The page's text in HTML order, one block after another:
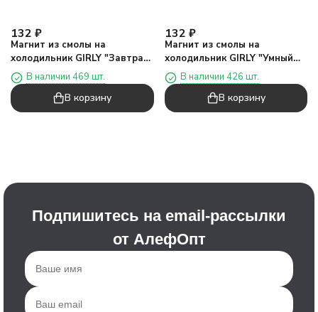
132 ₽
Магнит из смолы на
холодильник GIRLY "Завтрак"
(5.5*4.5)
В наличии 469 шт.
В корзину
132 ₽
Магнит из смолы на
холодильник GIRLY "Умный
кот" (5.5*4.5)
В наличии 426 шт.
В корзину
Подпишитесь на email-рассылки
от АлефОпт